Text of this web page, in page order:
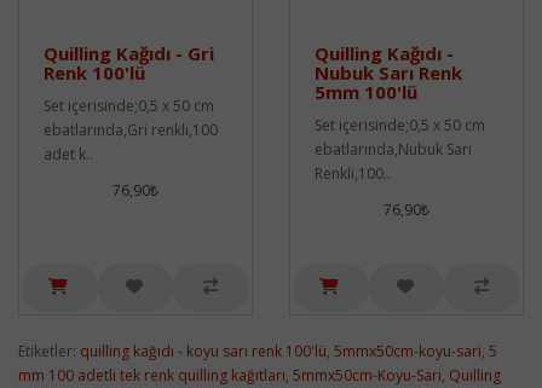
Quilling Kağıdı - Gri
Renk 100'lü
Set içerisinde;0,5 x 50 cm
ebatlarında,Gri renkli,100
adet k..
76,90₺
Quilling Kağıdı -
Nubuk Sarı Renk
5mm 100'lü
Set içerisinde;0,5 x 50 cm
ebatlarında,Nubuk Sarı
Renkli,100..
76,90₺
Etiketler: quilling kağıdı - koyu sarı renk 100'lü, 5mmx50cm-koyu-sari, 5
mm 100 adetli tek renk quilling kağıtları, 5mmx50cm-Koyu-Sari, Quilling